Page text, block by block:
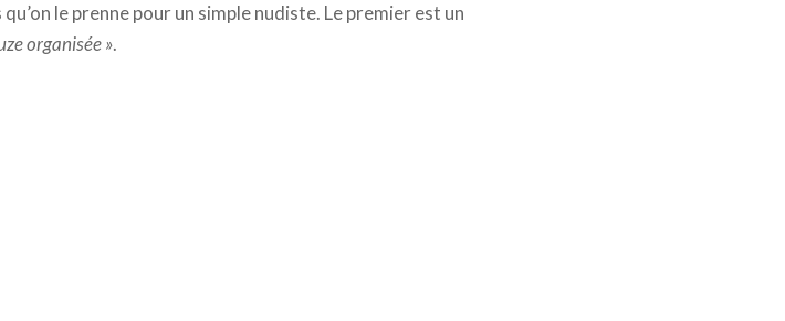
le prenne pour un simple nudiste. Le premier est un
organisée ».